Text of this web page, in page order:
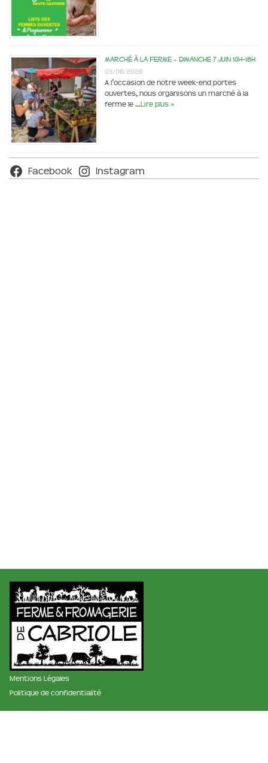
Marché à la ferme – dimanche 7 juin 10h-18h
03/06/2026
A l’occasion de notre week-end portes
ouvertes, nous organisons un marché à la
ferme le …Lire plus »
Facebook Instagram
Mentions Légales
Politique de confidentialité